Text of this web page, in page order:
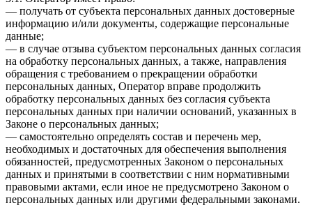
— получать от субъекта персональных данных достоверные
информацию и/или документы, содержащие персональные
данные;
— в случае отзыва субъектом персональных данных согласия
на обработку персональных данных, а также, направления
обращения с требованием о прекращении обработки
персональных данных, Оператор вправе продолжить
обработку персональных данных без согласия субъекта
персональных данных при наличии оснований, указанных в
Законе о персональных данных;
— самостоятельно определять состав и перечень мер,
необходимых и достаточных для обеспечения выполнения
обязанностей, предусмотренных Законом о персональных
данных и принятыми в соответствии с ним нормативными
правовыми актами, если иное не предусмотрено Законом о
персональных данных или другими федеральными законами.